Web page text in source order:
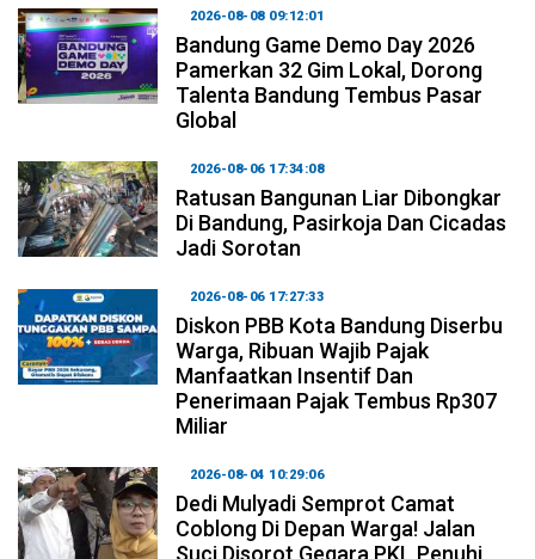
2026-08-08 09:12:01
Bandung Game Demo Day 2026
Pamerkan 32 Gim Lokal, Dorong
Talenta Bandung Tembus Pasar
Global
2026-08-06 17:34:08
Ratusan Bangunan Liar Dibongkar
Di Bandung, Pasirkoja Dan Cicadas
Jadi Sorotan
2026-08-06 17:27:33
Diskon PBB Kota Bandung Diserbu
Warga, Ribuan Wajib Pajak
Manfaatkan Insentif Dan
Penerimaan Pajak Tembus Rp307
Miliar
2026-08-04 10:29:06
Dedi Mulyadi Semprot Camat
Coblong Di Depan Warga! Jalan
Suci Disorot Gegara PKL Penuhi